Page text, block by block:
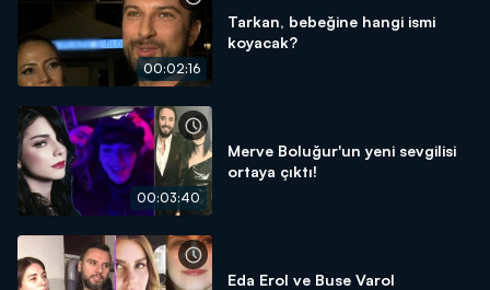
00:02:16
Tarkan, bebeğine hangi ismi
koyacak?
00:03:40
Merve Boluğur'un yeni sevgilisi
ortaya çıktı!
Eda Erol ve Buse Varol